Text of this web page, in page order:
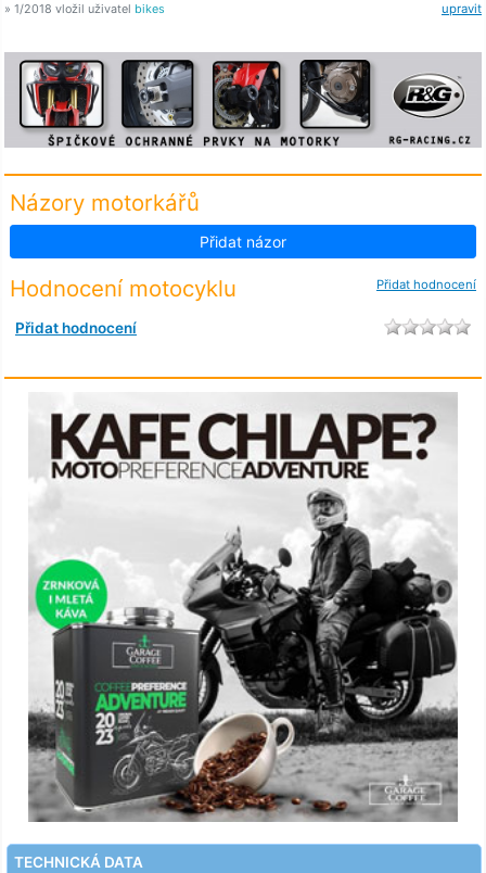
upravit
» 1/2018 vložil uživatel bikes
Názory motorkářů
Přidat názor
Přidat hodnocení
Hodnocení motocyklu
Přidat hodnocení
TECHNICKÁ DATA